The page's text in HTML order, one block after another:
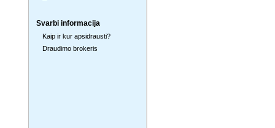
Svarbi informacija
Kaip ir kur apsidrausti?
Draudimo brokeris